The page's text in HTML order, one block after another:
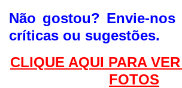
Não gostou? Envie-nos
críticas ou sugestões.
CLIQUE AQUI PARA
FOTOS